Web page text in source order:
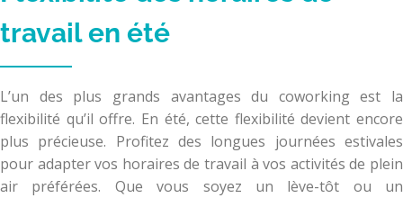
travail en été
L’un des plus grands avantages du coworking est la
flexibilité qu’il offre. En été, cette flexibilité devient encore
plus précieuse. Profitez des longues journées estivales
pour adapter vos horaires de travail à vos activités de plein
air préférées. Que vous soyez un lève-tôt ou un